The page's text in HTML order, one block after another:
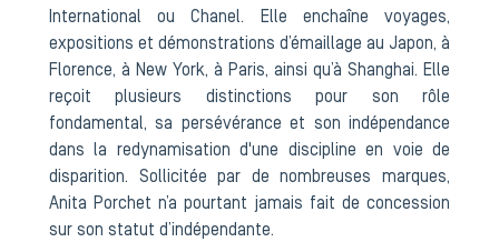
International ou Chanel. Elle enchaîne voyages,
expositions et démonstrations d’émaillage au Japon, à
Florence, à New York, à Paris, ainsi qu’à Shanghai. Elle
reçoit plusieurs distinctions pour son rôle
fondamental, sa persévérance et son indépendance
dans la redynamisation d'une discipline en voie de
disparition. Sollicitée par de nombreuses marques,
Anita Porchet n’a pourtant jamais fait de concession
sur son statut d’indépendante.